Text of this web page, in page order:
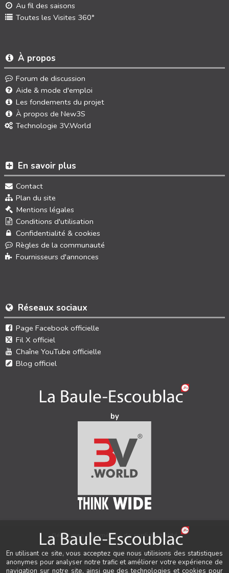
Réseaux sociaux
Page Facebook officielle
Fil X officiel
Chaîne YouTube officielle
Blog officiel
En savoir plus
Contact
Plan du site
Mentions légales
Conditions d'utilisation
Confidentialité & cookies
Règles de la communauté
Fournisseurs d'annonces
Au fil des saisons
Toutes les Visites 360°
À propos
Forum de discussion
Aide & mode d'emploi
Les fondements du projet
À propos de New3S
Technologie 3V.World
by
Gérer mes paramètres de confidentialité
Auteur & conception 3V.WORLD&New3S ®
© 2021-2026 New3S®
En utilisant ce site, vous acceptez que nous utilisions des statistiques
anonymes pour analyser notre trafic et améliorer votre expérience de
navigation sur notre site, ainsi que des technologies et cookies pour